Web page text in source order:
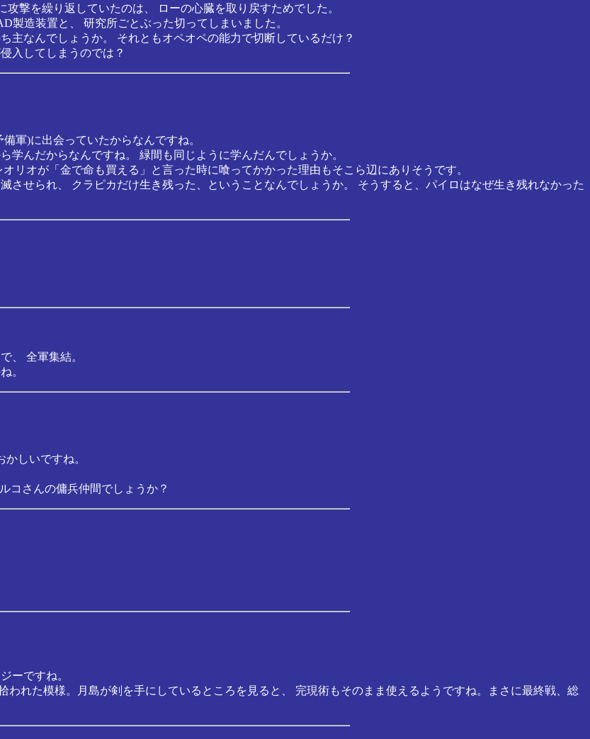
撃を繰り返していたのは、 ローの心臓を取り戻すためでした。
製造装置と、 研究所ごとぶった切ってしまいました。
主なんでしょうか。 それともオペオペの能力で切断しているだけ？
入してしまうのでは？
軍)に出会っていたからなんですね。
んだからなんですね。 緑間も同じように学んだんでしょうか。
リオが「金で命も買える」と言った時に喰ってかかった理由もそこら辺にありそうです。
させられ、 クラピカだけ生き残った、ということなんでしょうか。 そうすると、パイロはなぜ生き残れなかった
、 全軍集結。
。
しいですね。
コさんの傭兵仲間でしょうか？
ーですね。
れた模様。月島が剣を手にしているところを見ると、 完現術もそのまま使えるようですね。まさに最終戦、総